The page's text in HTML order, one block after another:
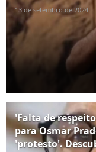
13 de setembro de 2024
'Falta de
para Osmar
'protesto'.